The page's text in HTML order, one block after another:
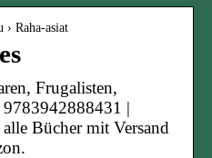
Raha-asiat
Frugalisten,
|
Bücher mit Versand